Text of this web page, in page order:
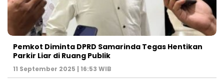
Pemkot Diminta DPRD Samarinda Tegas Hentikan
Parkir Liar di Ruang Publik
11 September 2025 | 16:53 WIB